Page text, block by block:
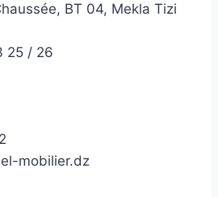
BT 04, Mekla Tizi
25 / 26
mobilier.dz